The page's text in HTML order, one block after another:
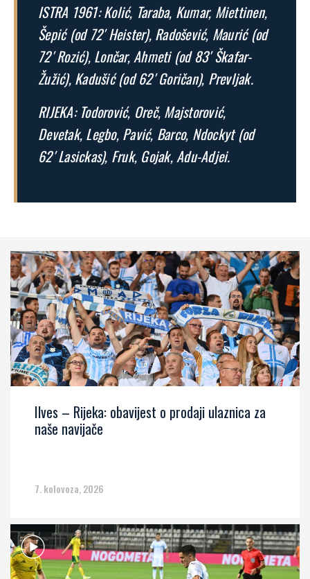
ISTRA 1961: Kolić, Taraba, Kumar, Miettinen,
Šepić (od 72′ Heister), Radošević, Maurić (od
72′ Rozić), Lončar, Ahmeti (od 83′ Škafar-
Žužić), Kadušić (od 62′ Goričan), Prevljak.
RIJEKA: Todorović, Oreč, Majstorović,
Devetak, Legbo, Pavić, Barco, Ndockyt (od
62′ Lasickas), Fruk, Gojak, Adu-Adjei.
Ilves – Rijeka: obavijest o prodaji ulaznica za
naše navijače
7. kolovoza, 2026